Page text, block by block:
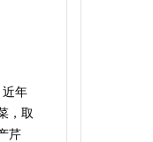
年
，取
芹